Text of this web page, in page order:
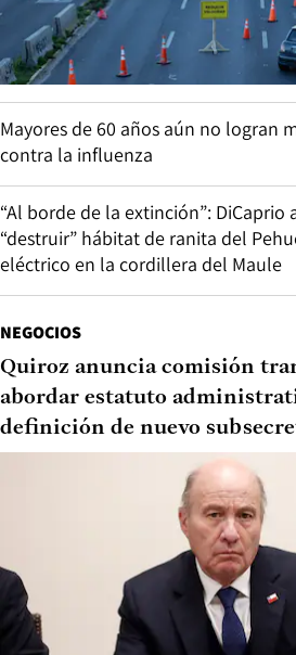
Mayores de 60 años aún no logran
contra la influenza
“Al borde de la extinción”: DiCaprio
“destruir” hábitat de ranita del
eléctrico en la cordillera del Maule
NEGOCIOS
Quiroz anuncia comisión
abordar estatuto
definición de nuevo